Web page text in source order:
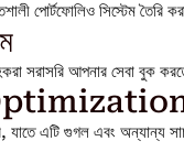
পোর্টফোলিও সিস্টেম তৈরি
সরাসরি আপনার সেবা বুক
এটি গুগল এবং অন্যান্য